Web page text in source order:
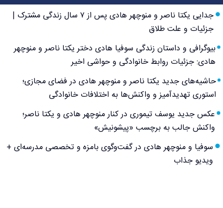
جدایی یکتا ناصر و منوچهر هادی پس از ۷ سال زندگی مشترک |
جزئیات و علت طلاق
بیوگرافی و داستان زندگی سوفیا هادی دختر یکتا ناصر و منوچهر
هادی: جزئیات روابط خانوادگی و حواشی اخیر
حاشیه‌های جدید یکتا ناصر و منوچهر هادی در فضای مجازی؛
استوری تهدیدآمیز و واکنش‌ها به اختلافات خانوادگی
عکس جدید یوسف تیموری در کنار منوچهر هادی و یکتا ناصر؛
واکنش جالب به برچسب «پیشونیش»
سوفیا و منوچهر هادی در گفت‌وگوی بامزه و تخصصی مدرسه‌ای +
ویدیو جذاب